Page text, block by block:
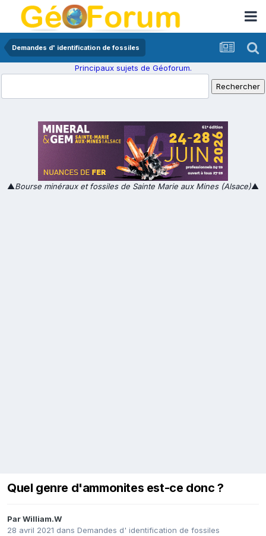
Demandes d' identification de fossiles
Principaux sujets de Géoforum.
▲Bourse minéraux et fossiles de Sainte Marie aux Mines (Alsace)▲
Quel genre d'ammonites est-ce donc ?
ParWilliam.W
28 avril 2021 dans Demandes d' identification de fossiles